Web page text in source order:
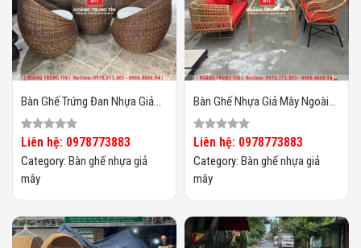
Bàn Ghế Trứng Đan Nhựa Giả
Mây HTT25
Liên hệ: 0978773883
Category: Bàn ghế nhựa giả
mây
Bàn Ghế Nhựa Giả Mây Ngoài
Trời HTT134
Liên hệ: 0978773883
Category: Bàn ghế nhựa giả
mây